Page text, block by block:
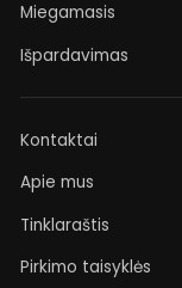
Miegamasis
Išpardavimas
Kontaktai
Apie mus
Tinklaraštis
Pirkimo taisyklės